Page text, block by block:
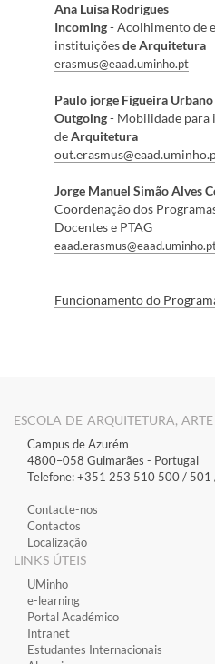
Ana Luísa Rodrigues
Incoming- Acolhimento de
instituiçõesde Arquitetura
erasmus@eaad.uminho.pt
Paulo jorge Figueira
Outgoing- Mobilidade para
deArquitetura
Jorge Manuel Simão Alves
Coordenação dos
Docentes e PTAG
Funcionamento do
ESCOLA DE ARQUITETURA,
Campus de Azurém
4800–058 Guimarães​ - Portugal
Telefone: +351 253 510 500 / 501
Contacte-nos
Contactos
Localização
LINKS ÚTEIS
​UMinho
​e-learning
​Portal Académico
​Intranet
Estudantes Inter​​nacionais